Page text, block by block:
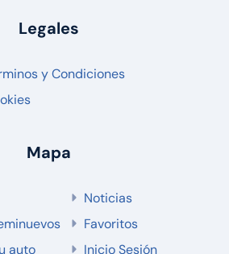
Legales
y Condiciones
Mapa
auto
Noticias
Favoritos
Inicio Sesión